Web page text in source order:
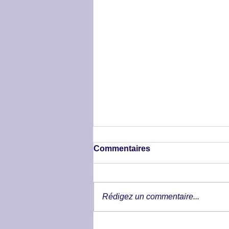
Commentaires
Rédigez un commentaire...